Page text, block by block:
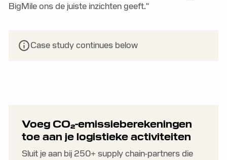
Voeg CO₂-emissieberekeningen
toe aan je logistieke activiteiten
Sluit je aan bij 250+ supply chain-partners die
BigMile ons de juiste inzichten geeft."
Case study continues below